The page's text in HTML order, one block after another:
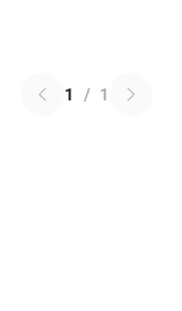
1 / 1